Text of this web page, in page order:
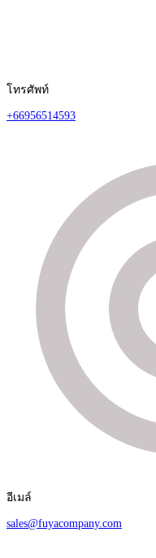
โทรศัพท์
+66956514593
อีเมล์
sales@fuyacompany.com